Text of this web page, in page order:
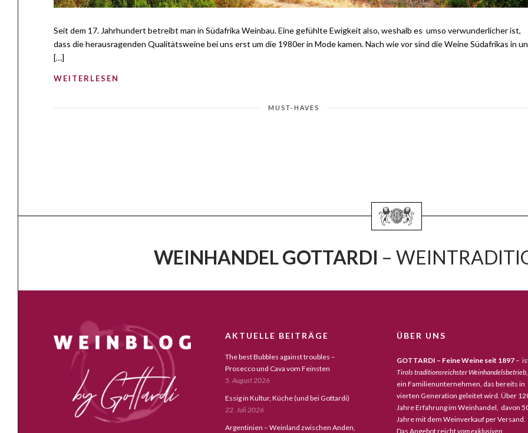
Seit dem 17. Jahrhundert betreibt man in Südafrika Weinbau. Eine gefühlte Ewigkeit also, weshalb es umso verwunderlicher ist,
dass die herausragenden Qualitätsweine bei uns erst um die 1980er in Mode kamen. Nach wie vor sind die Weine Südafrikas in
[…]
WEITERLESEN
MUST-HAVES
WEINHANDEL GOTTARDI –
AKTUELLE BEITRÄGE
The best Bubbles against troubles –
Prosecco und Cava vom Feinsten
5. August 2026
Essig in Kultur, Küche (und bei Gottardi)
22. Juli 2026
Argentinien – Weinland zwischen Anden,
ÜBER UNS
GOTTARDI – Feine Weine seit 1897–
Tirols traditionsreichster Weinhandelsbetrieb,
ein Familienunternehmen, das bereits in
vierten Generation geleitet wird. Über
Jahre Erfahrung im Weinhandel, davon
Jahre mit dem Weinverkauf per Versand.
Das Angebot reichtvom exklusiven